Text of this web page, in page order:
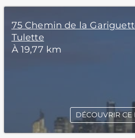
75 Chemin de la
Tulette
À 19,77 km
DÉCOUVRIR CE